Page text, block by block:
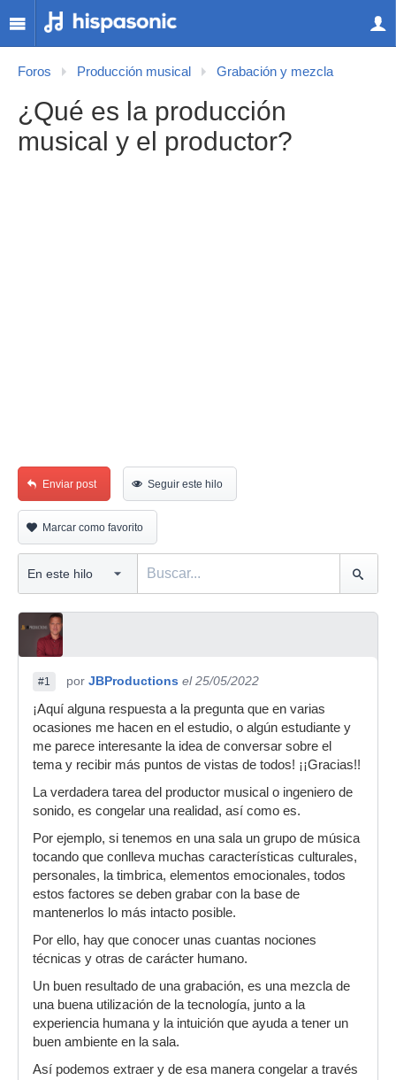
Foros Producción musical Grabación y mezcla
¿Qué es la producción
musical y el productor?
Enviar post Seguir este hilo
Marcar como favorito
#1 por JBProductions el 25/05/2022
¡Aquí alguna respuesta a la pregunta que en varias
ocasiones me hacen en el estudio, o algún estudiante y
me parece interesante la idea de conversar sobre el
tema y recibir más puntos de vistas de todos! ¡¡Gracias!!
La verdadera tarea del productor musical o ingeniero de
sonido, es congelar una realidad, así como es.
Por ejemplo, si tenemos en una sala un grupo de música
tocando que conlleva muchas características culturales,
personales, la timbrica, elementos emocionales, todos
estos factores se deben grabar con la base de
mantenerlos lo más intacto posible.
Por ello, hay que conocer unas cuantas nociones
técnicas y otras de carácter humano.
Un buen resultado de una grabación, es una mezcla de
una buena utilización de la tecnología, junto a la
experiencia humana y la intuición que ayuda a tener un
buen ambiente en la sala.
Así podemos extraer y de esa manera congelar a través